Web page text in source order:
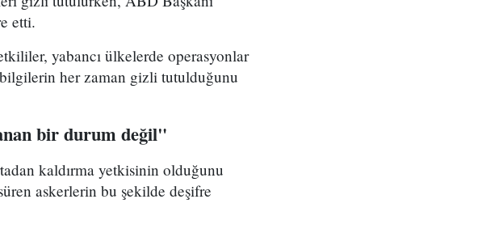
etti.
yabancı ülkelerde operasyonlar
her zaman gizli tutulduğunu
bir durum değil"
kaldırma yetkisinin olduğunu
askerlerin bu şekilde deşifre